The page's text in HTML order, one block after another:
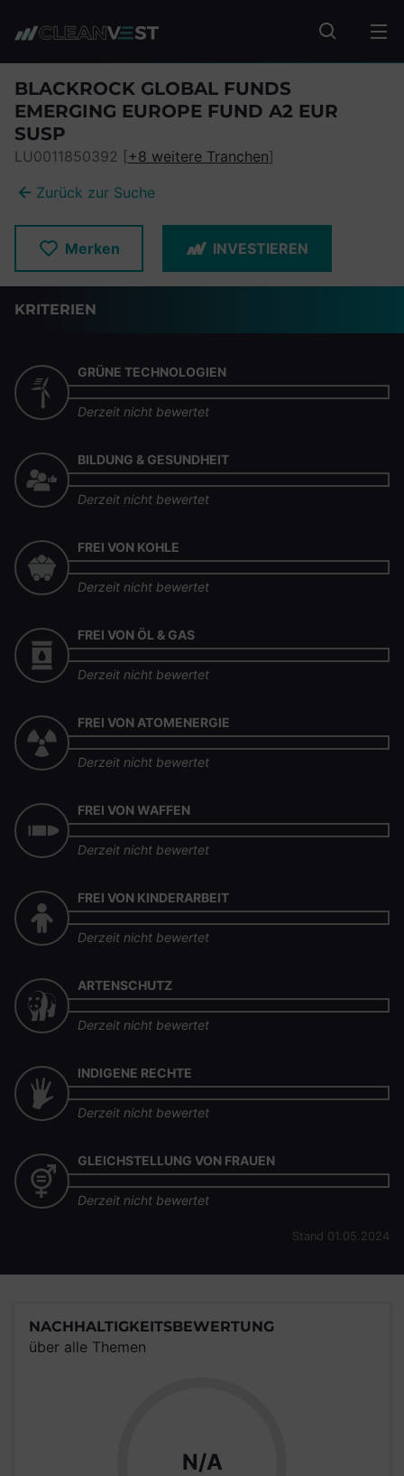
Fonds
BLACKROCK GLOBAL FUNDS
EMERGING EUROPE FUND A2 EUR
SUSP
LU0011850392 [+8 weitere Tranchen]
Zurück zur Suche
Merken INVESTIEREN
KRITERIEN
GRÜNE TECHNOLOGIEN
Derzeit nicht bewertet
BILDUNG & GESUNDHEIT
Derzeit nicht bewertet
FREI VON KOHLE
Derzeit nicht bewertet
FREI VON ÖL & GAS
Derzeit nicht bewertet
FREI VON ATOMENERGIE
Derzeit nicht bewertet
FREI VON WAFFEN
Derzeit nicht bewertet
FREI VON KINDERARBEIT
Derzeit nicht bewertet
ARTENSCHUTZ
Derzeit nicht bewertet
INDIGENE RECHTE
Derzeit nicht bewertet
GLEICHSTELLUNG VON FRAUEN
Derzeit nicht bewertet
Stand 01.05.2024
NACHHALTIGKEITSBEWERTUNG
über alle Themen
N/A